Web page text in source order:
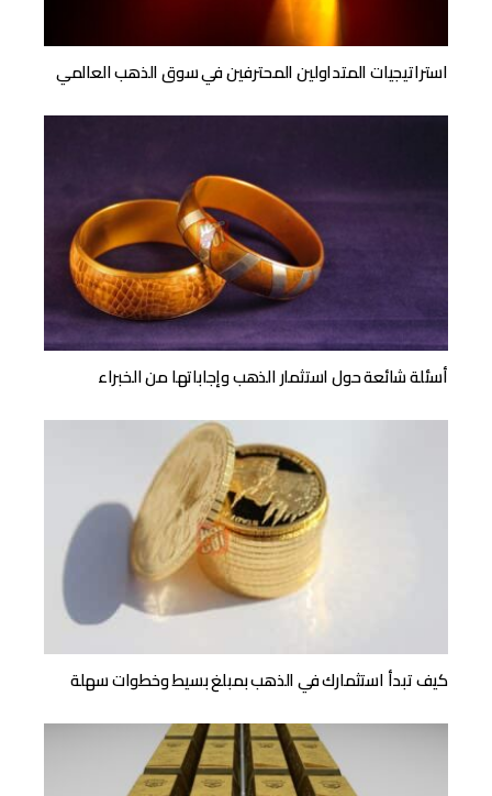
استراتيجيات المتداولين المحترفين في سوق الذهب العالمي
أسئلة شائعة حول استثمار الذهب وإجاباتها من الخبراء
كيف تبدأ استثمارك في الذهب بمبلغ بسيط وخطوات سهلة